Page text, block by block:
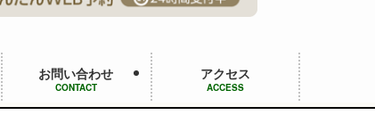
お問い合わせ
CONTACT
アクセス
ACCESS